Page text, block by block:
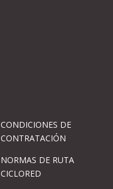
CONDICIONES DE
CONTRATACIÓN
NORMAS DE RUTA
CICLORED